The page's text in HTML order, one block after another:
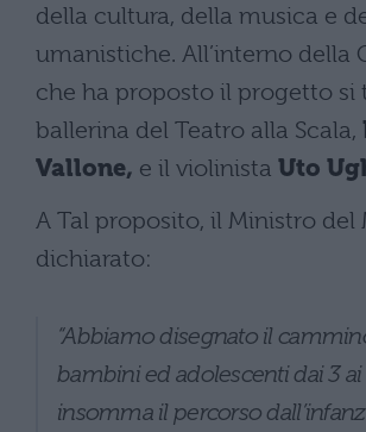
della cultura, della musica e
umanistiche. All’interno della
che ha proposto il progetto si
ballerina del Teatro alla Scala,
Vallone, e il violinista Uto
A Tal proposito, il Ministro del
dichiarato:
“Abbiamo disegnato il
bambini ed adolescenti dai 3 ai
insomma il percorso